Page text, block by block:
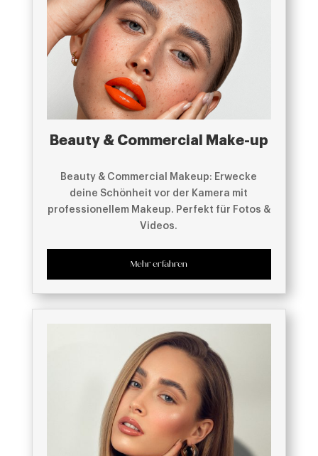
Beauty & Commercial Make-up
Beauty & Commercial Makeup: Erwecke
deine Schönheit vor der Kamera mit
professionellem Makeup. Perfekt für Fotos &
Videos.
Mehr erfahren